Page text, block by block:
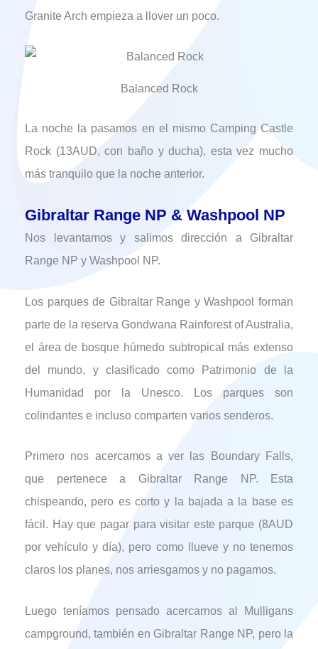
Granite Arch empieza a llover un poco.
Balanced Rock
La noche la pasamos en el mismo Camping Castle
Rock (13AUD, con baño y ducha), esta vez mucho
más tranquilo que la noche anterior.
Gibraltar Range NP & Washpool NP
Nos levantamos y salimos dirección a Gibraltar
Range NP y Washpool NP.
Los parques de Gibraltar Range y Washpool forman
parte de la reserva Gondwana Rainforest of Australia,
el área de bosque húmedo subtropical más extenso
del mundo, y clasificado como Patrimonio de la
Humanidad por la Unesco. Los parques son
colindantes e incluso comparten varios senderos.
Primero nos acercamos a ver las Boundary Falls,
que pertenece a Gibraltar Range NP. Esta
chispeando, pero es corto y la bajada a la base es
fácil. Hay que pagar para visitar este parque (8AUD
por vehículo y día), pero como llueve y no tenemos
claros los planes, nos arriesgamos y no pagamos.
Luego teníamos pensado acercarnos al Mulligans
campground, también en Gibraltar Range NP, pero la